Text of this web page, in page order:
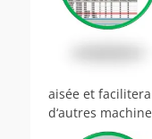
aisée et
d‘autres